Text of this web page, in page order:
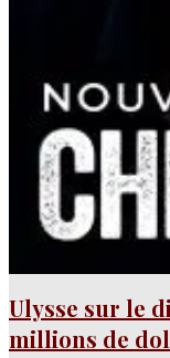
Ulysse sur le
millions de